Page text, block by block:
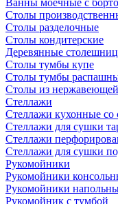
Ванны моечные с
Столы
Столы разделочные
Столы кондитерские
Деревянные
Столы тумбы купе
Столы тумбы
Столы из
Стеллажи
Стеллажи кухонные
Стеллажи для сушки
Стеллажи
Стеллажи для сушки
Рукомойники
Рукомойники
Рукомойники
Рукомойник с тумбой